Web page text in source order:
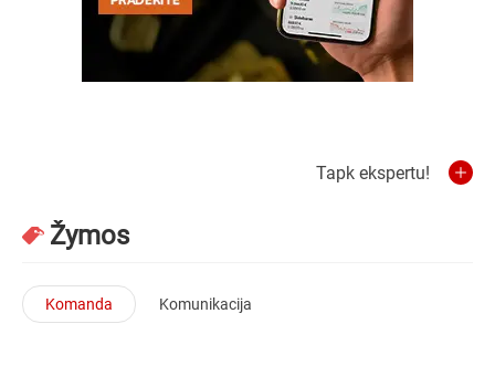
Tapk ekspertu!
Žymos
Komanda Komunikacija